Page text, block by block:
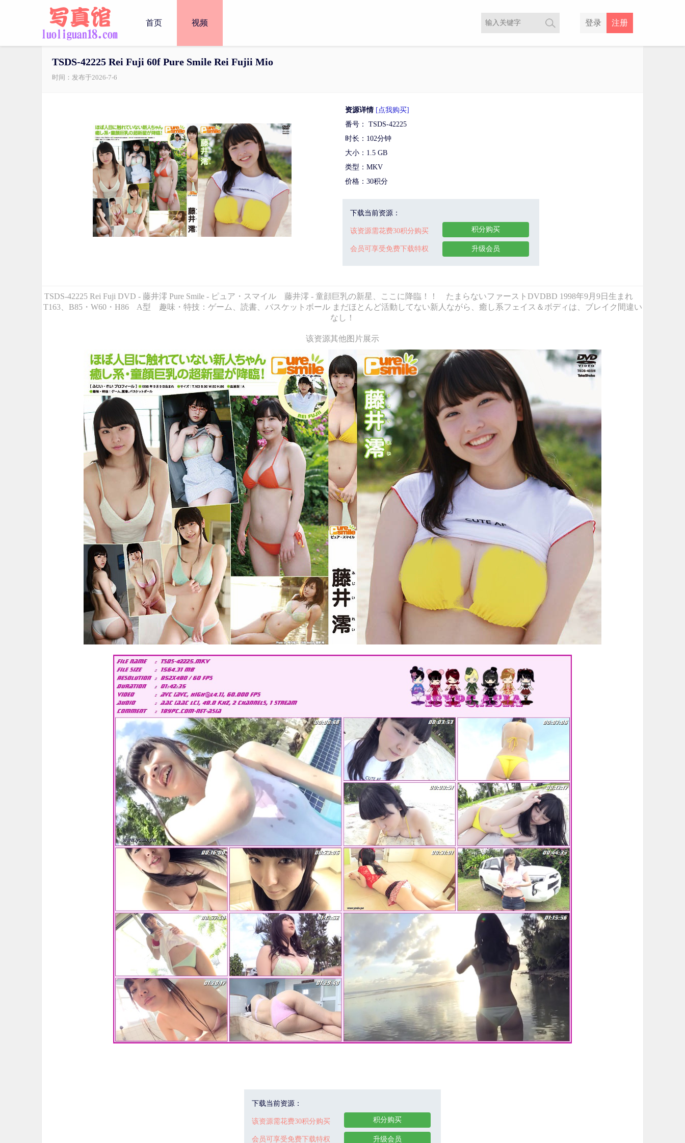
注册
登录
首页 视频
TSDS-42225 Rei Fuji 60f Pure Smile Rei Fujii Mio
时间：发布于2026-7-6
资源详情 [点我购买]
番号： TSDS-42225
时长：102分钟
大小：1.5 GB
类型：MKV
价格：30积分
下载当前资源：
该资源需花费30积分购买
会员可享受免费下载特权
积分购买
升级会员
TSDS-42225 Rei Fuji DVD - 藤井澪 Pure Smile - ピュア・スマイル 藤井澪 - 童顔巨乳の新星、ここに降臨！！ たまらないファーストDVDBD 1998年9月9日生まれ
T163、B85・W60・H86 A型 趣味・特技：ゲーム、読書、バスケットボール まだほとんど活動してない新人ながら、癒し系フェイス＆ボディは、ブレイク間違い
なし！
该资源其他图片展示
下载当前资源：
该资源需花费30积分购买
会员可享受免费下载特权
积分购买
升级会员